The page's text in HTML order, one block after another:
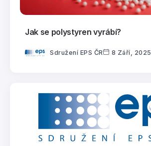
Jak se polystyren vyrábí?
Sdružení EPS ČR 8 Září, 2025